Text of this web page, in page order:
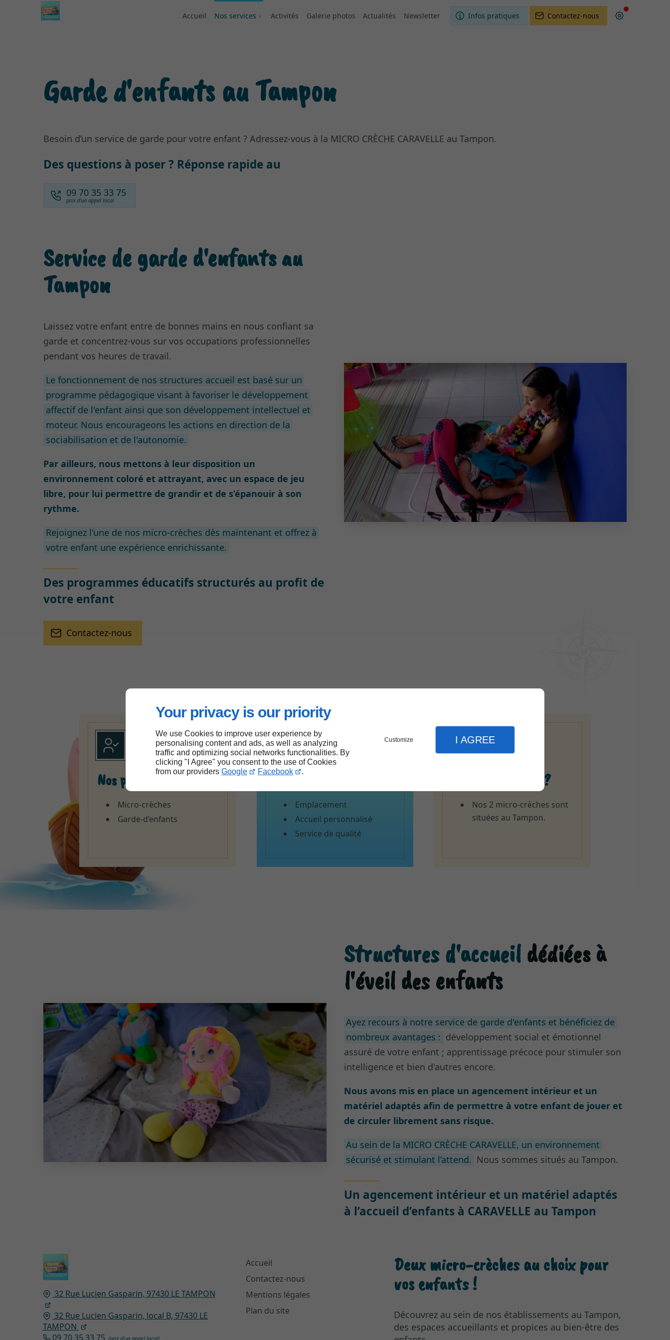
Your privacy is our priority
We use Cookies to improve user experience by
personalising content and ads, as well as analyzing
traffic and optimizing social networks functionalities. By
clicking "I Agree" you consent to the use of Cookies
from our providers Google Facebook .
Customize I AGREE
Accueil Nos services Activités Galerie photos Actualités Newsletter Infos pratiques Contactez-nous
Garde d'enfants au Tampon
Besoin d’un service de garde pour votre enfant ? Adressez-vous à la MICRO CRÈCHE CARAVELLE au Tampon.
Des questions à poser ? Réponse rapide au
09 70 35 33 75
Service de garde d'enfants au
Tampon
Laissez votre enfant entre de bonnes mains en nous confiant sa
garde et concentrez-vous sur vos occupations professionnelles
pendant vos heures de travail.
Le fonctionnement de nos structures accueil est basé sur un
programme pédagogique visant à favoriser le développement
affectif de l'enfant ainsi que son développement intellectuel et
moteur. Nous encourageons les actions en direction de la
sociabilisation et de l'autonomie.
Par ailleurs, nous mettons à leur disposition un
environnement coloré et attrayant, avec un espace de jeu
libre, pour lui permettre de grandir et de s’épanouir à son
rythme.
Rejoignez l'une de nos micro-crèches dès maintenant et offrez à
votre enfant une expérience enrichissante.
Des programmes éducatifs structurés au profit de
votre enfant
Contactez-nous
Nos prestations
Micro-crèches
Garde-d’enfants
Nos plus
Emplacement
Accueil personnalisé
Service de qualité
Où nous trouver ?
Nos 2 micro-crèches sont
situées au Tampon.
Structures d'accueil dédiées à
l'éveil des enfants
Ayez recours à notre service de garde d'enfants et bénéficiez de
nombreux avantages : développement social et émotionnel
assuré de votre enfant ; apprentissage précoce pour stimuler son
intelligence et bien d'autres encore.
Nous avons mis en place un agencement intérieur et un
matériel adaptés afin de permettre à votre enfant de jouer et
de circuler librement sans risque.
Au sein de la MICRO CRÈCHE CARAVELLE, un environnement
sécurisé et stimulant l’attend. Nous sommes situés au Tampon.
Un agencement intérieur et un matériel adaptés
à l’accueil d’enfants à CARAVELLE au Tampon
32 Rue Lucien Gasparin, 97430 LE TAMPON
32 Rue Lucien Gasparin, local B, 97430 LE
TAMPON
09 70 35 33 75
Accueil
Contactez-nous
Mentions légales
Plan du site
Deux micro-crèchesau choix pour
vos enfants !
Découvrez au sein de nos établissements au Tampon,
des espaces accueillants et propices au bien-être des